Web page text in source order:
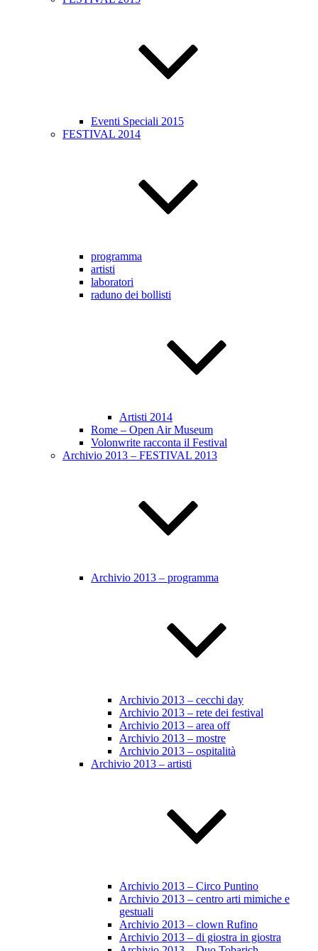
Eventi Speciali 2015
FESTIVAL 2014
programma
artisti
laboratori
raduno dei bollisti
Artisti 2014
Rome – Open Air Museum
Volonwrite racconta il Festival
Archivio 2013 – FESTIVAL 2013
Archivio 2013 – programma
Archivio 2013 – cecchi day
Archivio 2013 – rete dei festival
Archivio 2013 – area off
Archivio 2013 – mostre
Archivio 2013 – ospitalità
Archivio 2013 – artisti
Archivio 2013 – Circo Puntino
Archivio 2013 – centro arti mimiche e
gestuali
Archivio 2013 – clown Rufino
Archivio 2013 – di giostra in giostra